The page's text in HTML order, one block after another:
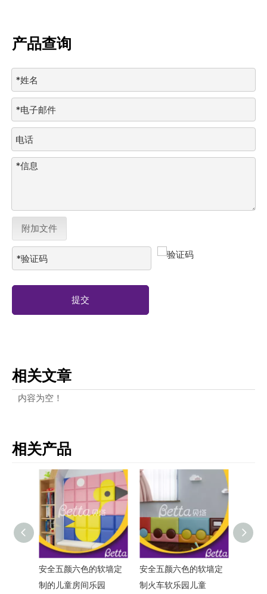
产品查询
附加文件
提交
相关文章
内容为空！
相关产品
安全五颜六色的软墙定
制火车软乐园儿童
软墙定制的安全性晚安
墙儿童房间